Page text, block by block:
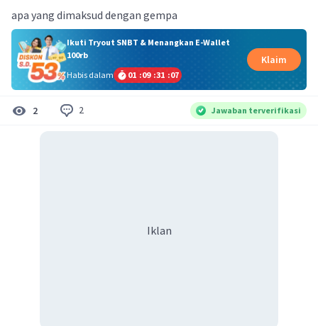
apa yang dimaksud dengan gempa
Ikuti Tryout SNBT & Menangkan E-Wallet
100rb
Habis dalam
01 :09 :31 :07
Klaim
2 2 Jawaban terverifikasi
Iklan